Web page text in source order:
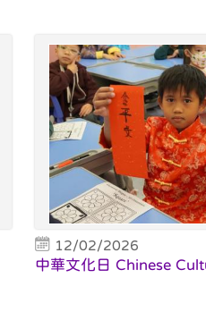
12/02/2026
中華文化日 Chinese